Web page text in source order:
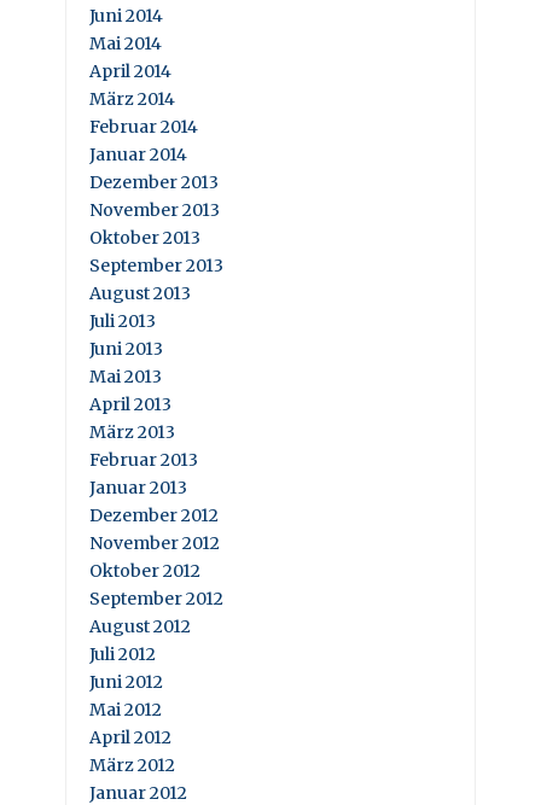
Juni 2014
Mai 2014
April 2014
März 2014
Februar 2014
Januar 2014
Dezember 2013
November 2013
Oktober 2013
September 2013
August 2013
Juli 2013
Juni 2013
Mai 2013
April 2013
März 2013
Februar 2013
Januar 2013
Dezember 2012
November 2012
Oktober 2012
September 2012
August 2012
Juli 2012
Juni 2012
Mai 2012
April 2012
März 2012
Januar 2012